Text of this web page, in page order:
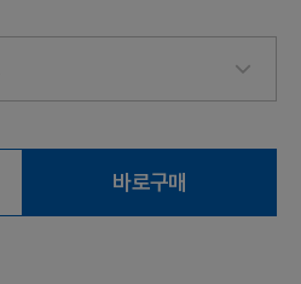
바로구매